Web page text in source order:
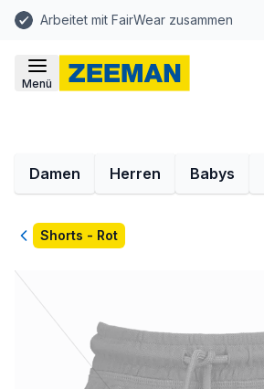
Arbeitet mit FairWear zusammen
Menü
Damen Herren Babys
ZurückShorts - Rot